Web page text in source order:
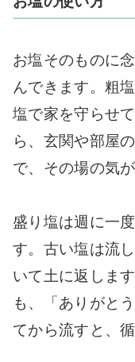
お塩そのものに
んできます。粗
塩で家を守らせ
ら、玄関や部屋
で、その場の気
盛り塩は週に一
す。古い塩は流
いて土に返しま
も、「ありがと
てから流すと、